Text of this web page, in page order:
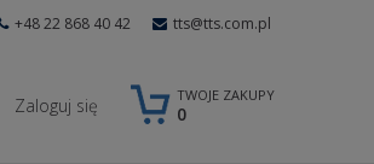
+48 22 868 40 42 tts@tts.com.pl
TWOJE ZAKUPY
0
Zaloguj się